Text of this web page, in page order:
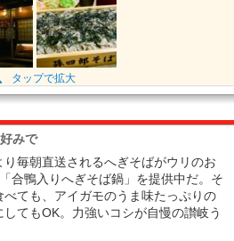
タップで拡大
みで
毎朝直送されるへぎそばがウリのお
合鴨入りへぎそば鍋」を提供中だ。そ
ても、アイガモのうま味たっぷりの
てもOK。力強いコシが自慢の讃岐う